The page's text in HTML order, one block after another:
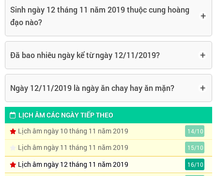
Sinh ngày 12 tháng 11 năm 2019 thuộc cung hoàng
đạo nào?
+
Đã bao nhiêu ngày kể từ ngày 12/11/2019? +
Ngày 12/11/2019 là ngày ăn chay hay ăn mặn? +
LỊCH ÂM CÁC NGÀY TIẾP THEO
Lịch âm ngày 10 tháng 11 năm 2019
14/10
Lịch âm ngày 11 tháng 11 năm 2019 15/10
Lịch âm ngày 12 tháng 11 năm 2019 16/10